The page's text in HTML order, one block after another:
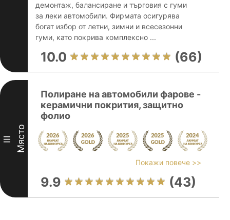
демонтаж, балансиране и търговия с гуми
за леки автомобили. Фирмата осигурява
богат избор от летни, зимни и всесезонни
гуми, като покрива комплексно ...
10.0 (66)
III Място
Полиране на автомобили фарове -
керамични покрития, защитно
фолио
Покажи повече >>
9.9 (43)